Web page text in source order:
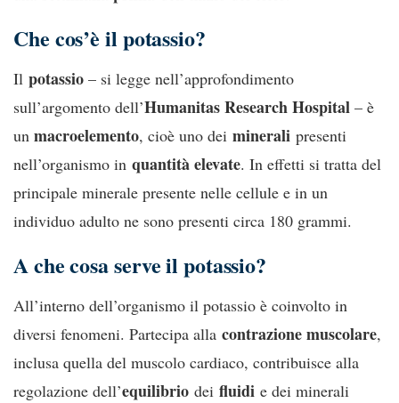
Che cos’è il potassio?
Il potassio – si legge nell’approfondimento
sull’argomento dell’Humanitas Research Hospital – è
un macroelemento, cioè uno dei minerali presenti
nell’organismo in quantità elevate. In effetti si tratta del
principale minerale presente nelle cellule e in un
individuo adulto ne sono presenti circa 180 grammi.
A che cosa serve il potassio?
All’interno dell’organismo il potassio è coinvolto in
diversi fenomeni. Partecipa alla contrazione muscolare,
inclusa quella del muscolo cardiaco, contribuisce alla
regolazione dell’equilibrio dei fluidi e dei minerali